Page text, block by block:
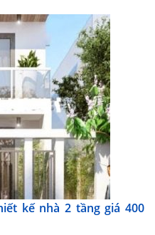
kế nhà 2 tầng giá 400